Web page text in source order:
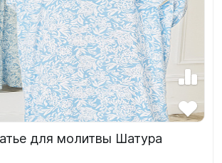
для молитвы Шатура